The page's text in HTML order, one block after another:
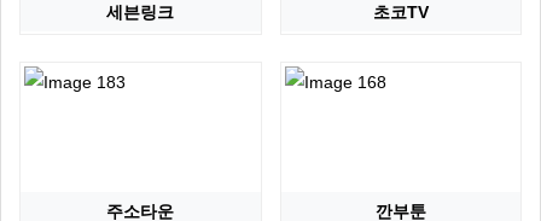
세븐링크 초코TV
주소타운 깐부툰